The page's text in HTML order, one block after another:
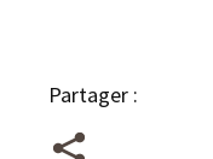
Partager :